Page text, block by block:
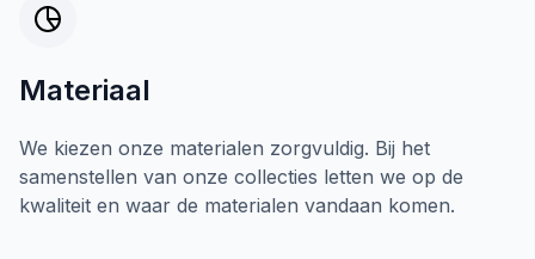
Materiaal
We kiezen onze materialen zorgvuldig. Bij het
samenstellen van onze collecties letten we op de
kwaliteit en waar de materialen vandaan komen.